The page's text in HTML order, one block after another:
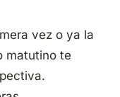
vez o ya la
matutino te